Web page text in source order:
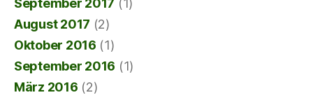
August 2017 (2)
Oktober 2016 (1)
September 2016 (1)
März 2016 (2)